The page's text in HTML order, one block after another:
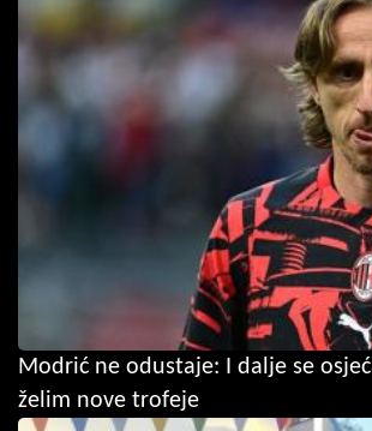
Modrić ne odustaje: I dalje se
želim nove trofeje